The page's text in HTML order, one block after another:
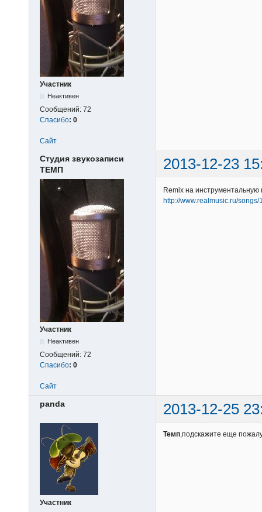
Участник
Неактивен
Сообщений: 72
Спасибо: 0
Сайт
Студия звукозаписи
ТЕМП
2013-12-23
Участник
Неактивен
Сообщений: 72
Спасибо: 0
Remix на инструментальную
http://www.realmusic.ru/songs/
Сайт
panda 2013-12-25
Участник
Темп ,подскажите еще